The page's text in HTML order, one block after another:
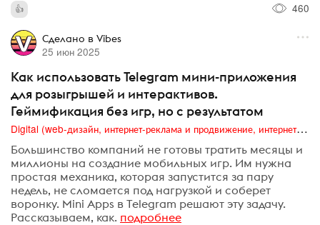
460
Сделано в Vibes
25 июн 2025
Как использовать Telegram мини-приложения
для розыгрышей и интерактивов.
Геймификация без игр, но с результатом
Digital (web-дизайн, интернет-реклама и продвижение, интернет-сообщества и блоги, интернет-коммуникации, мобильный маркетинг, реклама на цифровых экранах)
Большинство компаний не готовы тратить месяцы и
миллионы на создание мобильных игр. Им нужна
простая механика, которая запустится за пару
недель, не сломается под нагрузкой и соберет
воронку. Mini Apps в Telegram решают эту задачу.
Рассказываем, как. подробнее